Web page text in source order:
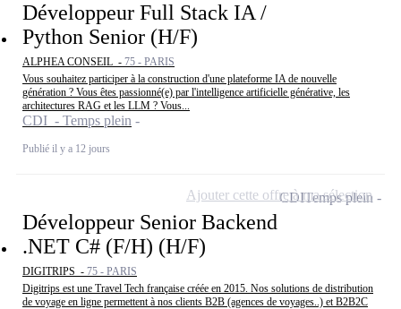
Développeur Full Stack IA /
Python Senior (H/F)
ALPHEA CONSEIL - 75 - PARIS
Vous souhaitez participer à la construction d'une plateforme IA de nouvelle
génération ? Vous êtes passionné(e) par l'intelligence artificielle générative, les
architectures RAG et les LLM ? Vous...
CDI - Temps plein
Publié il y a 12 jours
Développeur Senior Backend
.NET C# (F/H) (H/F)
DIGITRIPS - 75 - PARIS
Digitrips est une Travel Tech française créée en 2015. Nos solutions de distribution
de voyage en ligne permettent à nos clients B2B (agences de voyages..) et B2B2C
CDITemps plein
Ajouter cette offre à ma sélection